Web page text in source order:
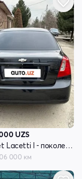
UZS
Chevrolet Lacetti I - поколение
000 км